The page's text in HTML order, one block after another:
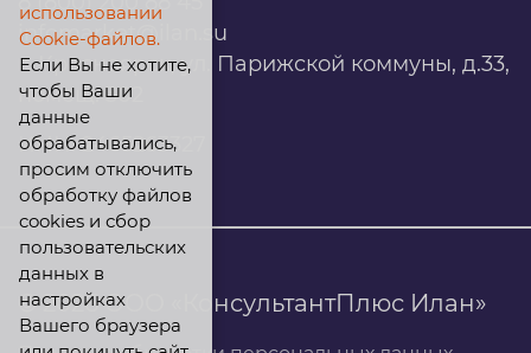
infomarket@ilan.su
г. Красноярск, ул. Парижской коммуны, д.33,
помещ. 302
ИНН: 2465263327
© 2026 ООО «КонсультантПлюс Илан»
использовании
Cookie-файлов.
Если Вы не хотите,
чтобы Ваши
данные
обрабатывались,
просим отключить
обработку файлов
cookies и сбор
пользовательских
данных в
настройках
Вашего браузера